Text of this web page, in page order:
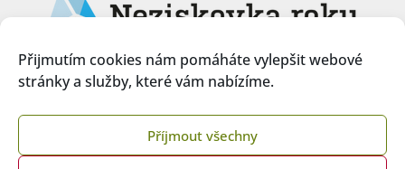
Přijmutím cookies nám pomáháte vylepšit webové
stránky a služby, které vám nabízíme.
Příjmout všechny